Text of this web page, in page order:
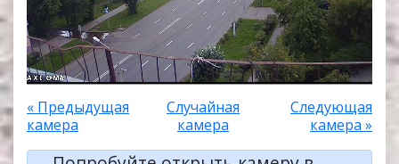
« Предыдущая
камера
Случайная
камера
Следующая
камера »